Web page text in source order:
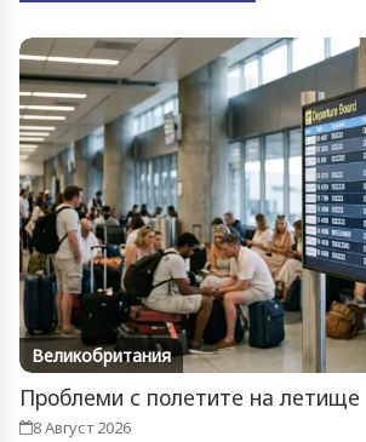
Великобритания
Проблеми с полетите на летище
8 Август 2026